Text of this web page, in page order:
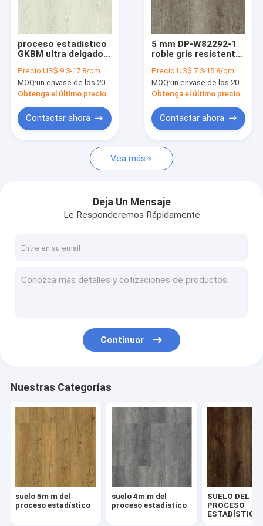
Viaje de la fábrica
Éntrenos en contacto con
Noticias
suelo 4m m del proceso estadístico
SUELO DEL PROCESO ESTADÍSTICO
proceso estadístico rígido de la base
Suelo de mármol del vinilo
Suelo del vinilo del granito
Suelo del vinilo del cemento
Suelo de piedra del vinilo del modelo
proceso estadístico
GKBM ultra delgado a
W29159-2 de la raspa
de arenque de 7x48”
5m m
Precio:US$ 9.3-17.8/qm
MOQ:un envase de los 20FT, o 2500 metros cuadrados;
Obtenga el último precio
Contactar ahora
5 mm DP-W82292-1
roble gris resistente
tablón anti termitas
resistente a los
arañazos
Precio:US$ 7.3-15.8/qm
MOQ:un envase de los 20FT, o 2500 metros cuadrados;
Obtenga el último precio
Contactar ahora
Vea más
Deja Un Mensaje
Le Responderemos Rápidamente
Continuar
Nuestras Categorías
suelo 5m m del
proceso estadístico
suelo 4m m del
proceso estadístico
SUELO DEL
PROCESO
ESTADÍSTICO